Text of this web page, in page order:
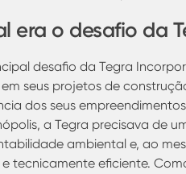
era o desafio da
desafio da Tegra
em seus projetos de
dos seus
a Tegra precisava de
ambiental e, ao
e tecnicamente eficiente.